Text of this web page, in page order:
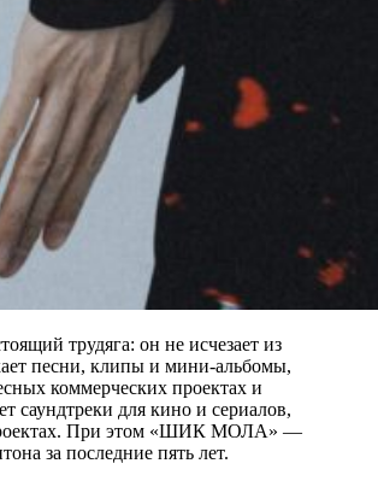
трудяга: он не исчезает из
песни, клипы и мини-альбомы,
коммерческих проектах и
саундтреки для кино и сериалов,
При этом «ШИК МОЛА» —
за последние пять лет.